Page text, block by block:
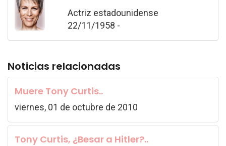
Actriz estadounidense
22/11/1958 -
Noticias relacionadas
Muere Tony Curtis..
viernes, 01 de octubre de 2010
Tony Curtis, ¿Besar a Hitler?..